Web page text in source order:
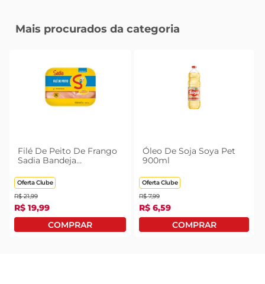
Mais procurados da categoria
Filé De Peito De Frango
Sadia Bandeja
Oferta Clube
R$ 21,99
R$ 19,99
Óleo De Soja Soya Pet
900ml
Oferta Clube
R$ 7,99
R$ 6,59